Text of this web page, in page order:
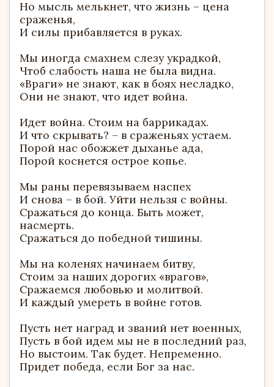
Но мысль мелькнет, что жизнь – цена
сраженья,
И силы прибавляется в руках.
Мы иногда смахнем слезу украдкой,
Чтоб слабость наша не была видна.
«Враги» не знают, как в боях несладко,
Они не знают, что идет война.
Идет война. Стоим на баррикадах.
И что скрывать? – в сраженьях устаем.
Порой нас обожжет дыханье ада,
Порой коснется острое копье.
Мы раны перевязываем наспех
И снова – в бой. Уйти нельзя с войны.
Сражаться до конца. Быть может,
насмерть.
Сражаться до победной тишины.
Мы на коленях начинаем битву,
Стоим за наших дорогих «врагов»,
Сражаемся любовью и молитвой.
И каждый умереть в войне готов.
Пусть нет наград и званий нет военных,
Пусть в бой идем мы не в последний раз,
Но выстоим. Так будет. Непременно.
Придет победа, если Бог за нас.